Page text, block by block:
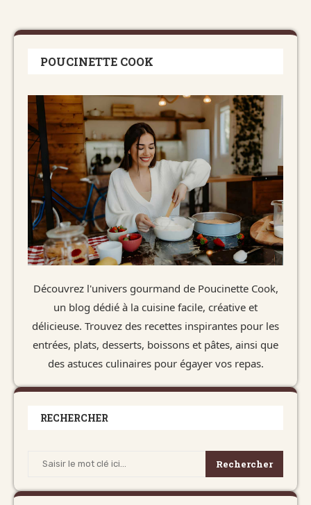
POUCINETTE COOK
Découvrez l'univers gourmand de Poucinette Cook,
un blog dédié à la cuisine facile, créative et
délicieuse. Trouvez des recettes inspirantes pour les
entrées, plats, desserts, boissons et pâtes, ainsi que
des astuces culinaires pour égayer vos repas.
RECHERCHER
Rechercher